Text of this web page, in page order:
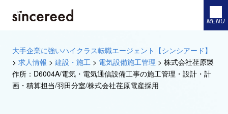
MENU
大手企業に強いハイクラス転職エージェント【シンシアード】
> 求人情報 > 建設・施工 > 電気設備施工管理 > 株式会社荏原製
作所：D6004A/電気・電気通信設備工事の施工管理・設計・計
画・積算担当/羽田分室/株式会社荏原電産採用